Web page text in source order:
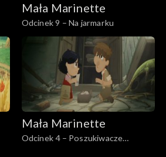
Mała Marinette
Odcinek 9 – Na jarmarku
Mała Marinette
Odcinek 4 – Poszukiwacze